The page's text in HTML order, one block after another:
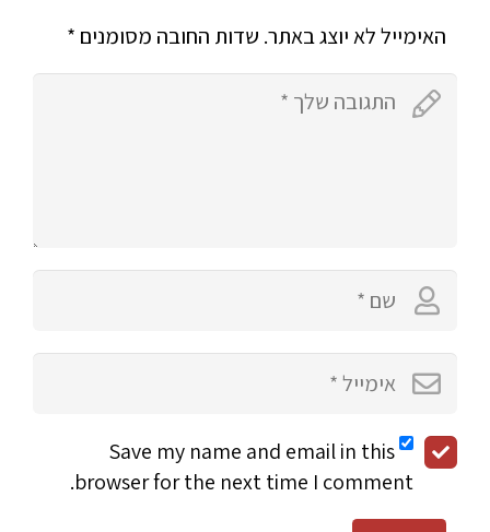
האימייל לא יוצג באתר. שדות החובה מסומנים *
Save my name and email in this
browser for the next time I comment.